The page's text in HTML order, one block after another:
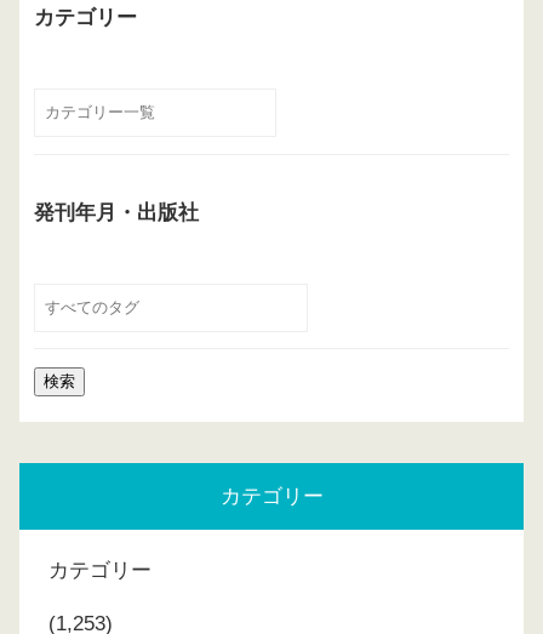
カテゴリー
発刊年月・出版社
カテゴリー
カテゴリー
(1,253)